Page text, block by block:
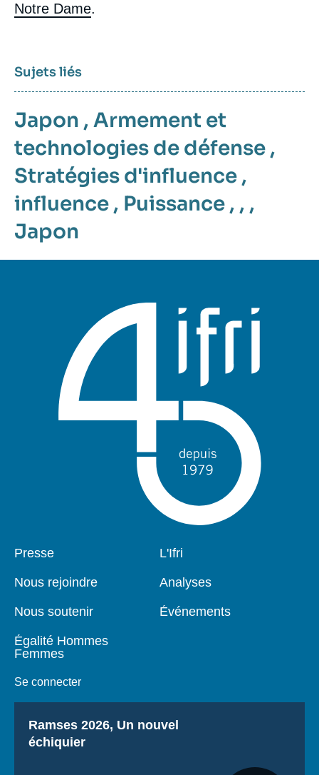
Notre Dame.
Sujets liés
Japon , Armement et
technologies de défense ,
Stratégies d'influence ,
influence , Puissance , , ,
Japon
Pied
Presse
Nous rejoindre
Nous soutenir
Égalité Hommes
Femmes
Se connecter
Navigation
L'Ifri
Analyses
Événements
Titre
Ramses 2026, Un nouvel
échiquier